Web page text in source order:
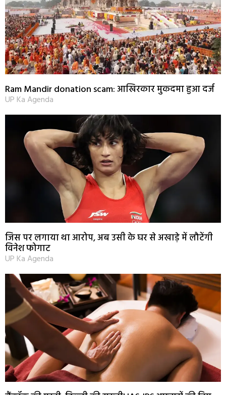
Ram Mandir donation scam: आखिरकार मुकदमा हुआ दर्ज
UP Ka Agenda
जिस पर लगाया था आरोप, अब उसी के घर से अखाड़े में लौटेंगी
विनेश फोगाट
UP Ka Agenda